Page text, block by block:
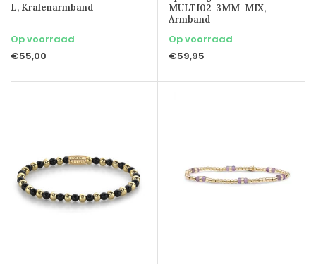
L, Kralenarmband
Op voorraad
€55,00
MULTI02-3MM-MIX,
Armband
Op voorraad
€59,95